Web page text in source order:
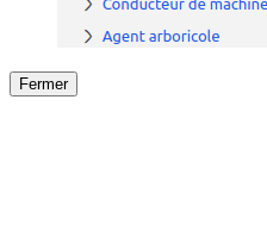
Fermer